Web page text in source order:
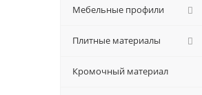
Мебельные профили
Плитные материалы
Кромочный материал